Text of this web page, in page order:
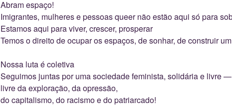
Abram espaço!
Imigrantes, mulheres e pessoas queer não estão aqui só para
Estamos aqui para viver, crescer, prosperar
Temos o direito de ocupar os espaços, de sonhar, de construir
Nossa luta é coletiva
Seguimos juntas por uma sociedade feminista, solidária e livre —
livre da exploração, da opressão,
do capitalismo, do racismo e do patriarcado!